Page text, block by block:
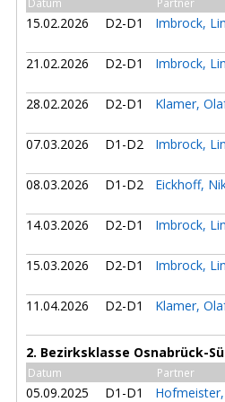
15.02.2026 D2-D1 Imbrock,
21.02.2026 D2-D1 Imbrock,
28.02.2026 D2-D1 Klamer,
07.03.2026 D1-D2 Imbrock,
08.03.2026 D1-D2 Eickhoff,
14.03.2026 D2-D1 Imbrock,
15.03.2026 D2-D1 Imbrock,
11.04.2026 D2-D1 Klamer,
2. Bezirksklasse Osnabrück-
Datum Partner
05.09.2025 D1-D1